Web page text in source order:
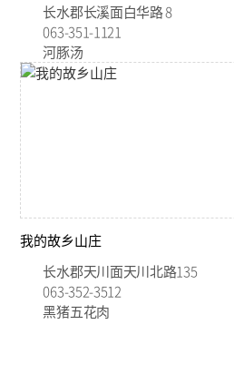
长水郡长溪面白华路 8
063-351-1121
河豚汤
我的故乡山庄
长水郡天川面天川北路135
063-352-3512
黑猪五花肉